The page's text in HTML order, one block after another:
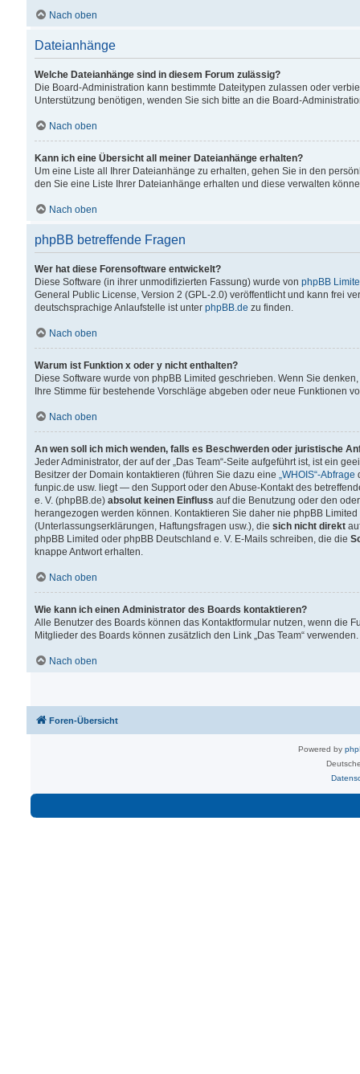
Nach oben
Dateianhänge
Welche Dateianhänge sind in diesem Forum zulässig?
Die Board-Administration kann bestimmte Dateitypen zulassen oder
Unterstützung benötigen, wenden Sie sich bitte an die Board-
Nach oben
Kann ich eine Übersicht all meiner Dateianhänge erhalten?
Um eine Liste all Ihrer Dateianhänge zu erhalten, gehen Sie in den
den Sie eine Liste Ihrer Dateianhänge erhalten und diese verwalten
Nach oben
phpBB betreffende Fragen
Wer hat diese Forensoftware entwickelt?
Diese Software (in ihrer unmodifizierten Fassung) wurde von phpBB
General Public License, Version 2 (GPL-2.0) veröffentlicht und kann frei
deutschsprachige Anlaufstelle ist unter phpBB.de zu finden.
Nach oben
Warum ist Funktion x oder y nicht enthalten?
Diese Software wurde von phpBB Limited geschrieben. Wenn Sie
Ihre Stimme für bestehende Vorschläge abgeben oder neue Funktionen
Nach oben
An wen soll ich mich wenden, falls es Beschwerden oder juristische
Jeder Administrator, der auf der „Das Team“-Seite aufgeführt ist, ist ein
Besitzer der Domain kontaktieren (führen Sie dazu eine „WHOIS“-Abfrage
funpic.de usw. liegt — den Support oder den Abuse-Kontakt des
e. V. (phpBB.de) absolut keinen Einfluss auf die Benutzung oder den
herangezogen werden können. Kontaktieren Sie daher nie phpBB
(Unterlassungserklärungen, Haftungsfragen usw.), die sich nicht direkt
phpBB Limited oder phpBB Deutschland e. V. E-Mails schreiben, die die
knappe Antwort erhalten.
Nach oben
Wie kann ich einen Administrator des Boards kontaktieren?
Alle Benutzer des Boards können das Kontaktformular nutzen, wenn die
Mitglieder des Boards können zusätzlich den Link „Das Team“ verwenden.
Nach oben
Foren-Übersicht
Powered by